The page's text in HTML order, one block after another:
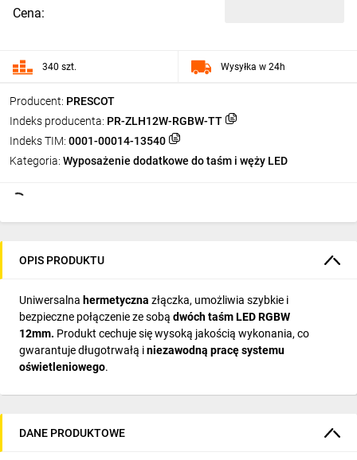
Producent: PRESCOT
Indeks producenta: PR-ZLH12W-RGBW-TT
Indeks TIM: 0001-00014-13540
Kategoria: Wyposażenie dodatkowe do taśm i węży LED
Cena:
340 szt. Wysyłka w 24h
OPIS PRODUKTU
Uniwersalna hermetyczna złączka, umożliwia szybkie i
bezpieczne połączenie ze sobą dwóchtaśmLED RGBW
12mm. Produkt cechuje się wysoką jakością wykonania, co
gwarantuje długotrwałą iniezawodną pracę systemu
oświetleniowego.
DANE PRODUKTOWE